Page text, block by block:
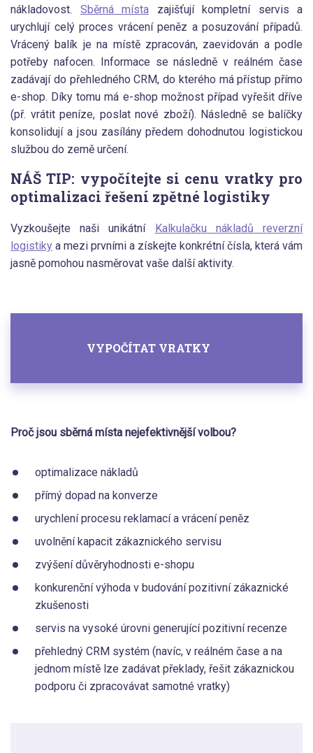
nákladovost. Sběrná místa zajišťují kompletní servis a
urychlují celý proces vrácení peněz a posuzování případů.
Vrácený balík je na místě zpracován, zaevidován a podle
potřeby nafocen. Informace se následně v reálném čase
zadávají do přehledného CRM, do kterého má přístup přímo
e-shop. Díky tomu má e-shop možnost případ vyřešit dříve
(př. vrátit peníze, poslat nové zboží). Následně se balíčky
konsolidují a jsou zasílány předem dohodnutou logistickou
službou do země určení.
NÁŠ TIP: vypočítejte si cenu vratky pro
optimalizaci řešení zpětné logistiky
Vyzkoušejte naši unikátní Kalkulačku nákladů reverzní
logistiky a mezi prvními a získejte konkrétní čísla, která vám
jasně pomohou nasměrovat vaše další aktivity.
VYPOČÍTAT VRATKY
Proč jsou sběrná místa nejefektivnější volbou?
optimalizace nákladů
přímý dopad na konverze
urychlení procesu reklamací a vrácení peněz
uvolnění kapacit zákaznického servisu
zvýšení důvěryhodnosti e-shopu
konkurenční výhoda v budování pozitivní zákaznické
zkušenosti
servis na vysoké úrovni generující pozitivní recenze
přehledný CRM systém (navíc, v reálném čase a na
jednom místě lze zadávat překlady, řešit zákaznickou
podporu či zpracovávat samotné vratky)